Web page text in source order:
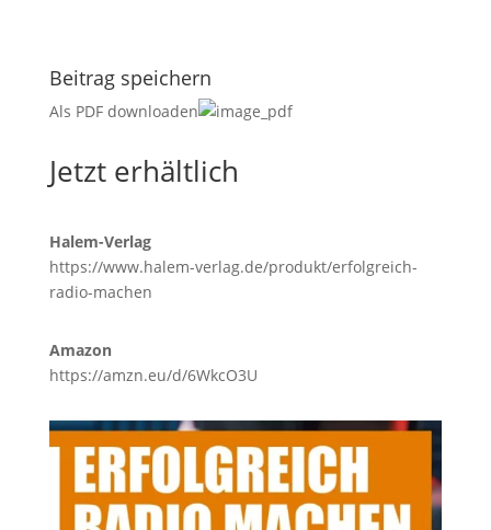
Beitrag speichern
Als PDF downloaden
Jetzt erhältlich
Halem-Verlag
https://www.halem-verlag.de/produkt/erfolgreich-
radio-machen
Amazon
https://amzn.eu/d/6WkcO3U